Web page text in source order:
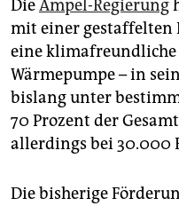
DieAmpel-Regierung
mit einer gestaffelten
eine klimafreundliche
Wärmepumpe – in
bislang unter
70 Prozent der
allerdings bei 30.000
Die bisherige